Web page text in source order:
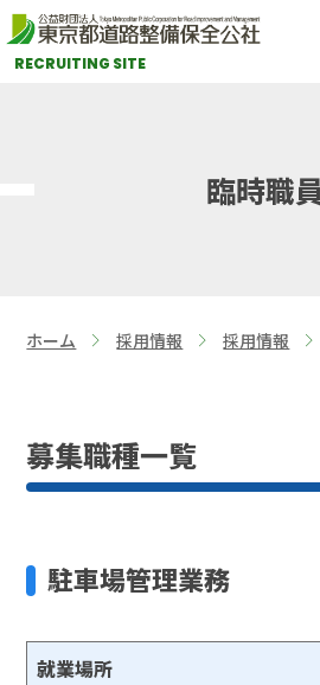
RECRUITING SITE
臨時職員
ホーム
採用情報
採用情報
募集職種一覧
駐車場管理業務
就業場所